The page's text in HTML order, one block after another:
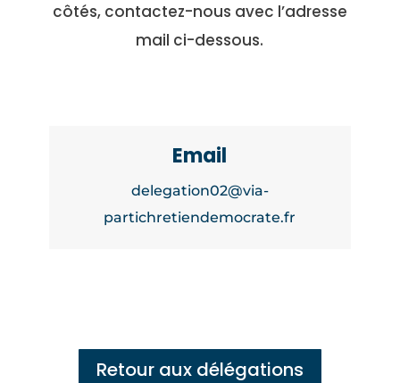
côtés, contactez-nous avec l’adresse
mail ci-dessous.
Email
delegation02@via-
partichretiendemocrate.fr
Retour aux délégations